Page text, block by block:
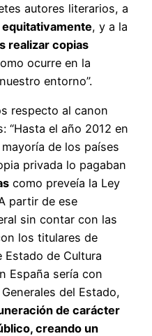
autores literarios, a
, y a la
realizar copias
ocurre en la
entorno”.
respecto al canon
“Hasta el año 2012 en
de los países
privada lo pagaban
como preveía la Ley
partir de ese
sin contar con las
los titulares de
Estado de Cultura
España sería con
del Estado,
de carácter
creando un